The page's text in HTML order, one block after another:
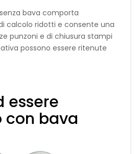
bava comporta
calcolo ridotti e consente una
punzoni e di chiusura stampi
possono essere ritenute
essere
bava